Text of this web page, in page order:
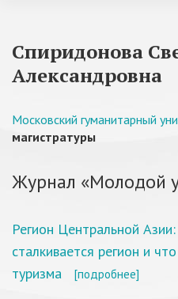
Спиридонова
Александровна
Московский гуманитарный
магистратуры
Журнал «Молодой
Регион Центральной
сталкивается регион и
туризма
[подробнее]